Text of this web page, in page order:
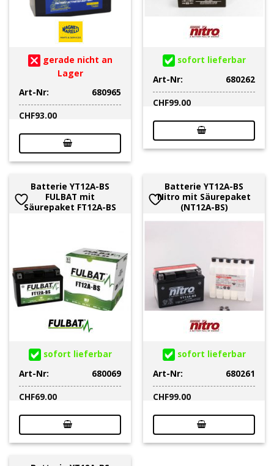
gerade nicht an
Lager
Art-Nr:
680965
CHF93.00
sofort lieferbar
Art-Nr:
680262
CHF99.00
Batterie YT12A-BS
FULBAT mit
Säurepaket FT12A-BS
sofort lieferbar
Art-Nr:
680069
CHF69.00
Batterie YT12A-BS
Nitro mit Säurepaket
(NT12A-BS)
sofort lieferbar
Art-Nr:
680261
CHF99.00